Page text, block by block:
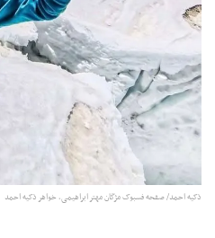
ذکیه احمد/ صفحه فسبوک مژگان مهتر ابراهیمی، خواهر ذکیه احمد